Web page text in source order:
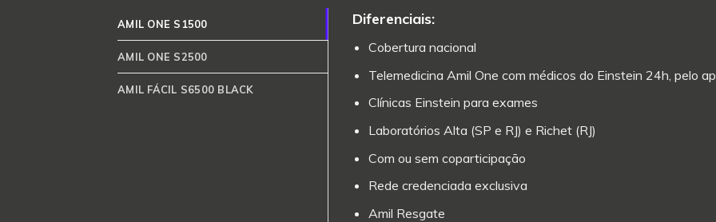
AMIL ONE S1500
AMIL ONE S2500
AMIL FÁCIL S6500 BLACK
Diferenciais:
Cobertura nacional
Telemedicina Amil One com médicos do Einstein 24h, pelo
Clínicas Einstein para exames
Laboratórios Alta (SP e RJ) e Richet (RJ)
Com ou sem coparticipação
Rede credenciada exclusiva
Amil Resgate